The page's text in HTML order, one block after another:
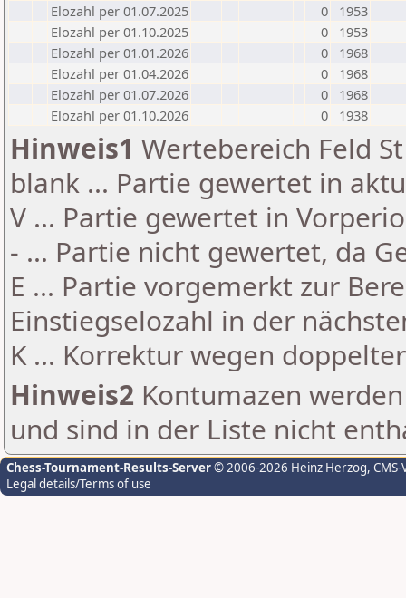
Elozahl per 01.07.2025
0
1953
Elozahl per 01.10.2025
0
1953
Elozahl per 01.01.2026
0
1968
Elozahl per 01.04.2026
0
1968
Elozahl per 01.07.2026
0
1968
Elozahl per 01.10.2026
0 1938
Hinweis1 Wertebereich Feld
blank ... Partie gewertet in
V ... Partie gewertet in
- ... Partie nicht gewertet, da
E ... Partie vorgemerkt zur
Einstiegselozahl in der
K ... Korrektur wegen
Hinweis2 Kontumazen
und sind in der Liste nicht
Chess-Tournament-Results-Server© 2006-2026 Heinz Herzog,
Legal details/Terms of use